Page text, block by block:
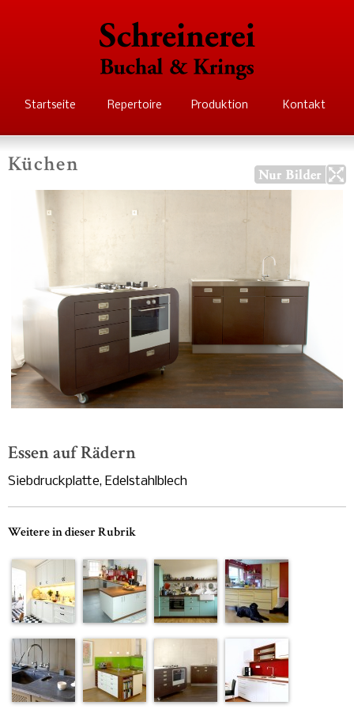
zum
Inhalt
Schreinerei Buchal
Krings
Startseite Repertoire Produktion Kontakt
Küchen
Essen auf Rädern
Siebdruckplatte, Edelstahlblech
Weitere in dieser Rubrik